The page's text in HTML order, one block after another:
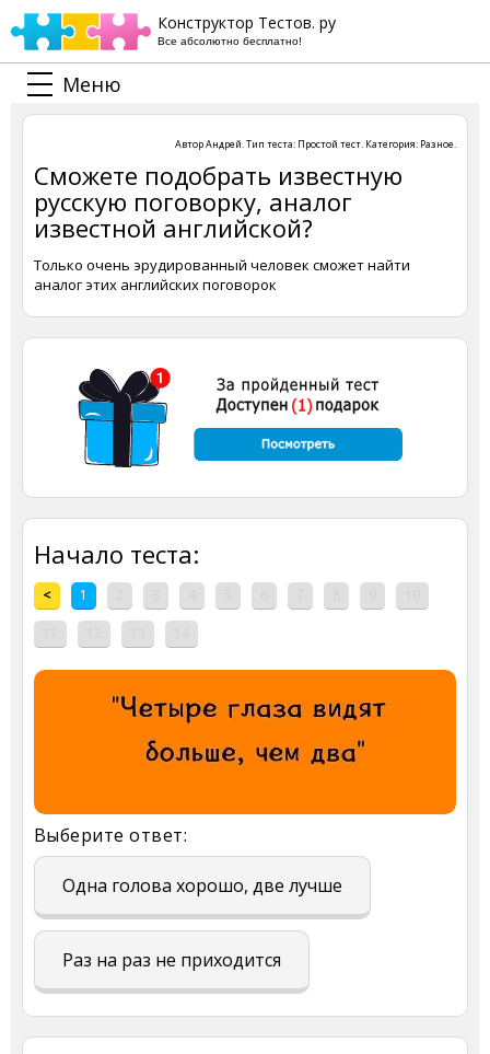
Конструктор Тестов. ру
Все абсолютно бесплатно!
Меню
АвторАндрей. Тип теста: Простой тест. Категория: Разное.
Сможете подобрать известную
русскую поговорку, аналог
известной английской?
Только очень эрудированный человек сможет найти
аналог этих английских поговорок
Начало теста:
< 1
Выберите ответ:
Одна голова хорошо, две лучше
Раз на раз не приходится